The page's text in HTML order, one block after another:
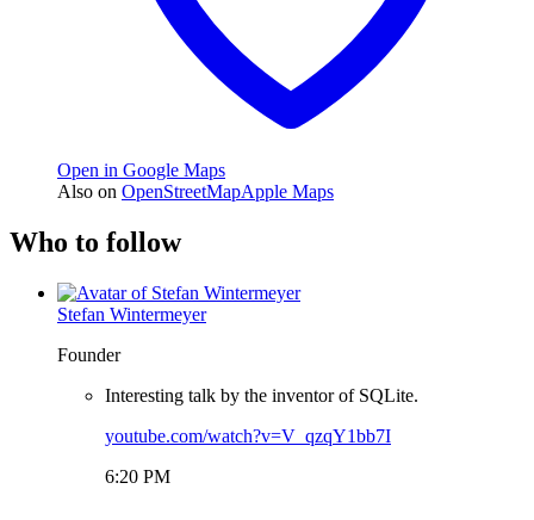
Open in Google Maps
Also on OpenStreetMapApple Maps
Who to follow
Stefan Wintermeyer
Founder
Interesting talk by the inventor of SQLite.
youtube.com/watch?v=V_qzqY1bb7I
6:20 PM